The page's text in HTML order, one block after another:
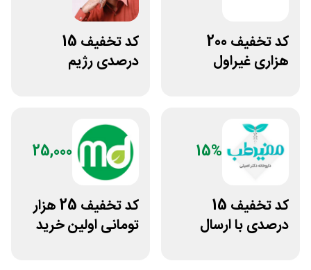
کد تخفیف 200
هزاری غیراول
کد تخفیف 15
درصدی رژیم
15%
کد تخفیف 15
درصدی با ارسال
25,000
کد تخفیف 25 هزار
تومانی اولین خرید